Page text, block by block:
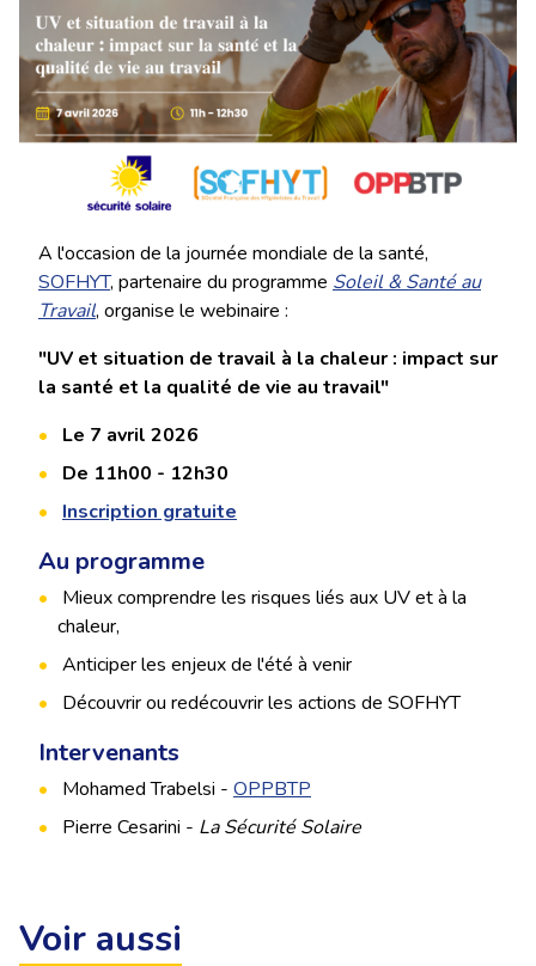
A l'occasion de la journée mondiale de la santé,
SOFHYT, partenaire du programme Soleil & Santé au
Travail, organise le webinaire :
"UV et situation de travail à la chaleur : impact sur
la santé et la qualité de vie au travail"
Le 7 avril 2026
De 11h00 - 12h30
Inscription gratuite
Au programme
Mieux comprendre les risques liés aux UV et à la
chaleur,
Anticiper les enjeux de l'été à venir
Découvrir ou redécouvrir les actions de SOFHYT
Intervenants
Mohamed Trabelsi - OPPBTP
Pierre Cesarini - La Sécurité Solaire
Voir aussi